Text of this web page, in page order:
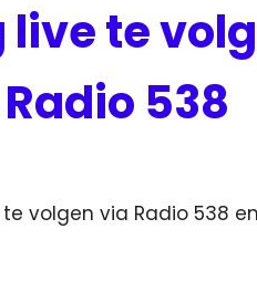
te
Radio 538
volgen via Radio 538